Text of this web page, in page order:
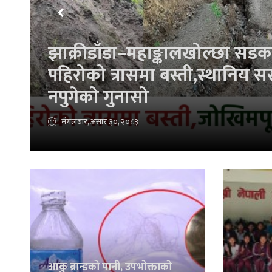
बागमतीमा उत्कृष्ट विद्यार्थी
सामग्री वितरण
बिहीबार, असार ११, २०८३
आकु ब्रान्डको पानी, उपभोक्ताको